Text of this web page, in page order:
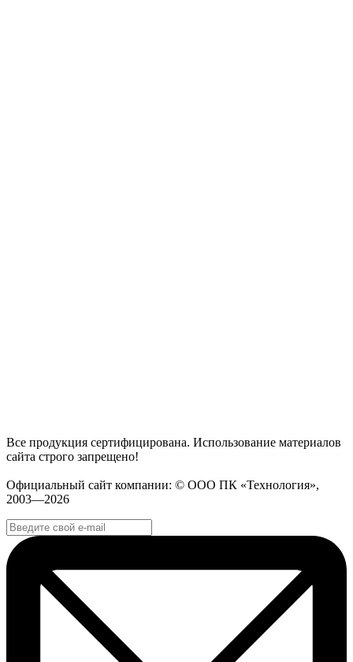
Все продукция сертифицирована. Использование материалов
сайта строго запрещено!
Официальный сайт компании: © ООО ПК «Технология»,
2003—2026